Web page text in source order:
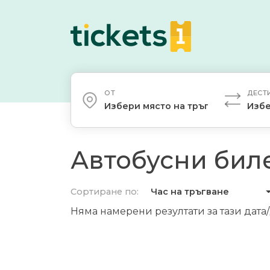
ОТ
Избери място на тръгване
Автобусни
Сортиране по: Час на тръгване
Няма намерени резултати за тази